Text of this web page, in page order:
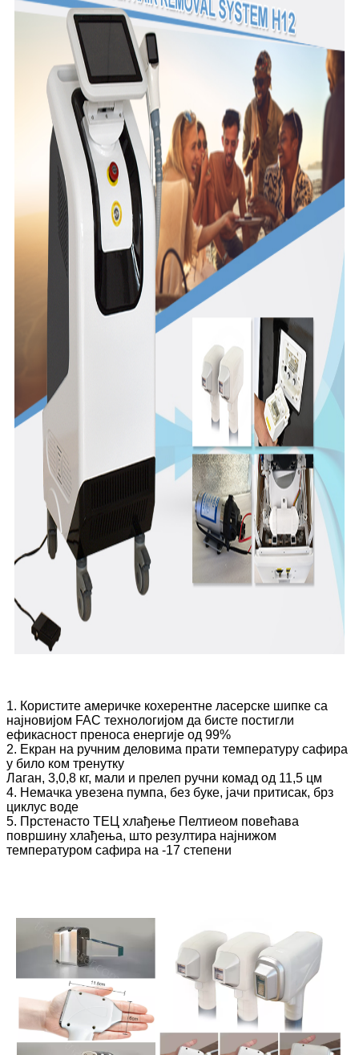
1. Користите америчке кохерентне ласерске шипке са
најновијом FAC технологијом да бисте постигли
ефикасност преноса енергије од 99%
2. Екран на ручним деловима прати температуру сафира
у било ком тренутку
Лаган, 3,0,8 кг, мали и прелеп ручни комад од 11,5 цм
4. Немачка увезена пумпа, без буке, јачи притисак, брз
циклус воде
5. Прстенасто ТЕЦ хлађење Пелтиеом повећава
површину хлађења, што резултира најнижом
температуром сафира на -17 степени